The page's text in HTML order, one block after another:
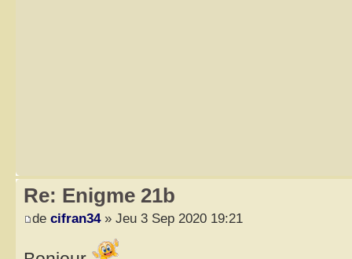
Re: Enigme 21b
de cifran34» Jeu 3 Sep 2020 19:21